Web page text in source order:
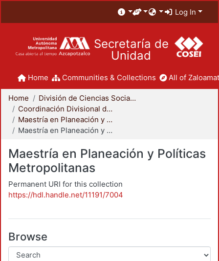
Log In
Secretaría de
Unidad
Home Communities & Collections All of
Home
División de Ciencias Sociales y Humanidades
Coordinación Divisional de Posgrado
Maestría en Planeación y Políticas Metropolitanas
Maestría en Planeación y Políticas Metropolitanas
Maestría en Planeación y Políticas
Metropolitanas
Permanent URI for this collection
https://hdl.handle.net/11191/7004
Browse